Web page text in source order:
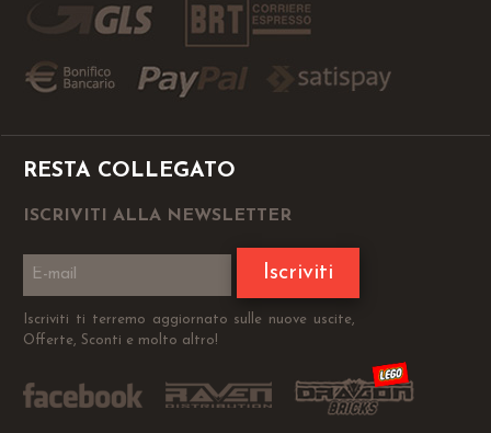
RESTA COLLEGATO
ISCRIVITI ALLA NEWSLETTER
Iscriviti
Iscriviti ti terremo aggiornato sulle nuove uscite,
Offerte, Sconti e molto altro!